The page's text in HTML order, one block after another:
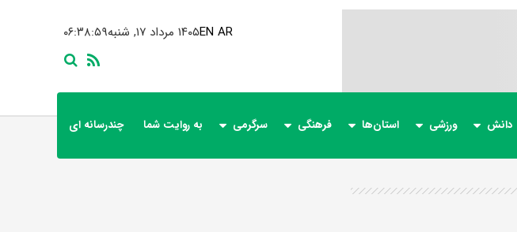
۰۶:۳۸:۵۹ ۱۴۰۵ مرداد ۱۷, شنبهEN AR
دانش ورزشی استان‌ها فرهنگی سرگرمی به روایت شما چندرسانه ای